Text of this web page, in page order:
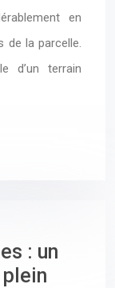
en
de la parcelle.
d’un terrain
: un